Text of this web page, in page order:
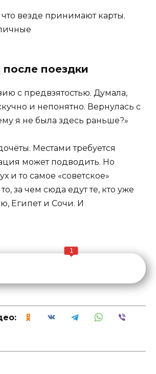
везде принимают карты.
поездки
с предвзятостью. Думала,
и непонятно. Вернулась с
я не была здесь раньше?»
Местами требуется
может подводить. Но
и то самое «советское»
за чем сюда едут те, кто уже
Египет и Сочи. И
1